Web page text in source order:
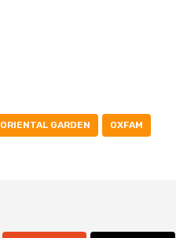
ORIENTAL GARDEN OXFAM